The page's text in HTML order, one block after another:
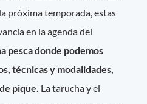
próxima temporada, estas
en la agenda del
pesca donde podemos
técnicas y modalidades,
pique. La tarucha y el